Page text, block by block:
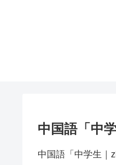
中国語「中
中国語「中学生｜